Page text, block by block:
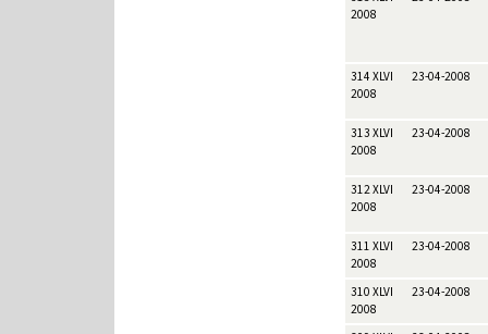
2008
314 XLVI
2008
23-04-2008
313 XLVI
2008
23-04-2008
312 XLVI
2008
23-04-2008
311 XLVI
2008
23-04-2008
310 XLVI
2008
23-04-2008